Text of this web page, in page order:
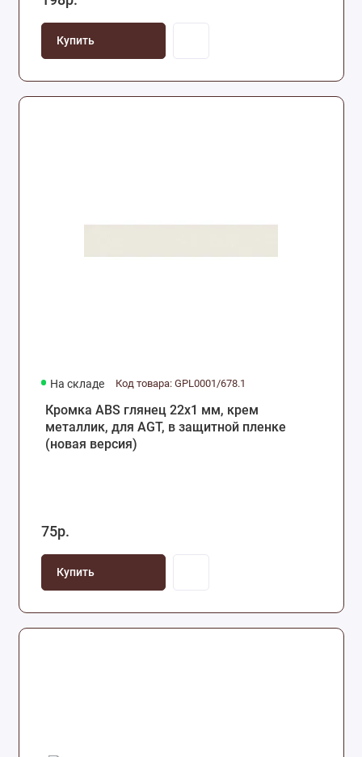
Купить
На складе Код товара: GPL0001/678.1
Кромка ABS глянец 22х1 мм, крем
металлик, для AGT, в защитной пленке
(новая версия)
75р.
Купить